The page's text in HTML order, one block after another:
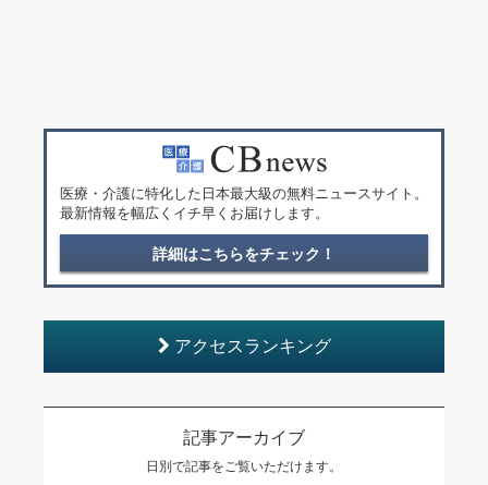
医療・介護に特化した日本最大級の無料ニュースサイト。
最新情報を幅広くイチ早くお届けします。
詳細はこちらをチェック！
アクセスランキング
記事アーカイブ
日別で記事をご覧いただけます。